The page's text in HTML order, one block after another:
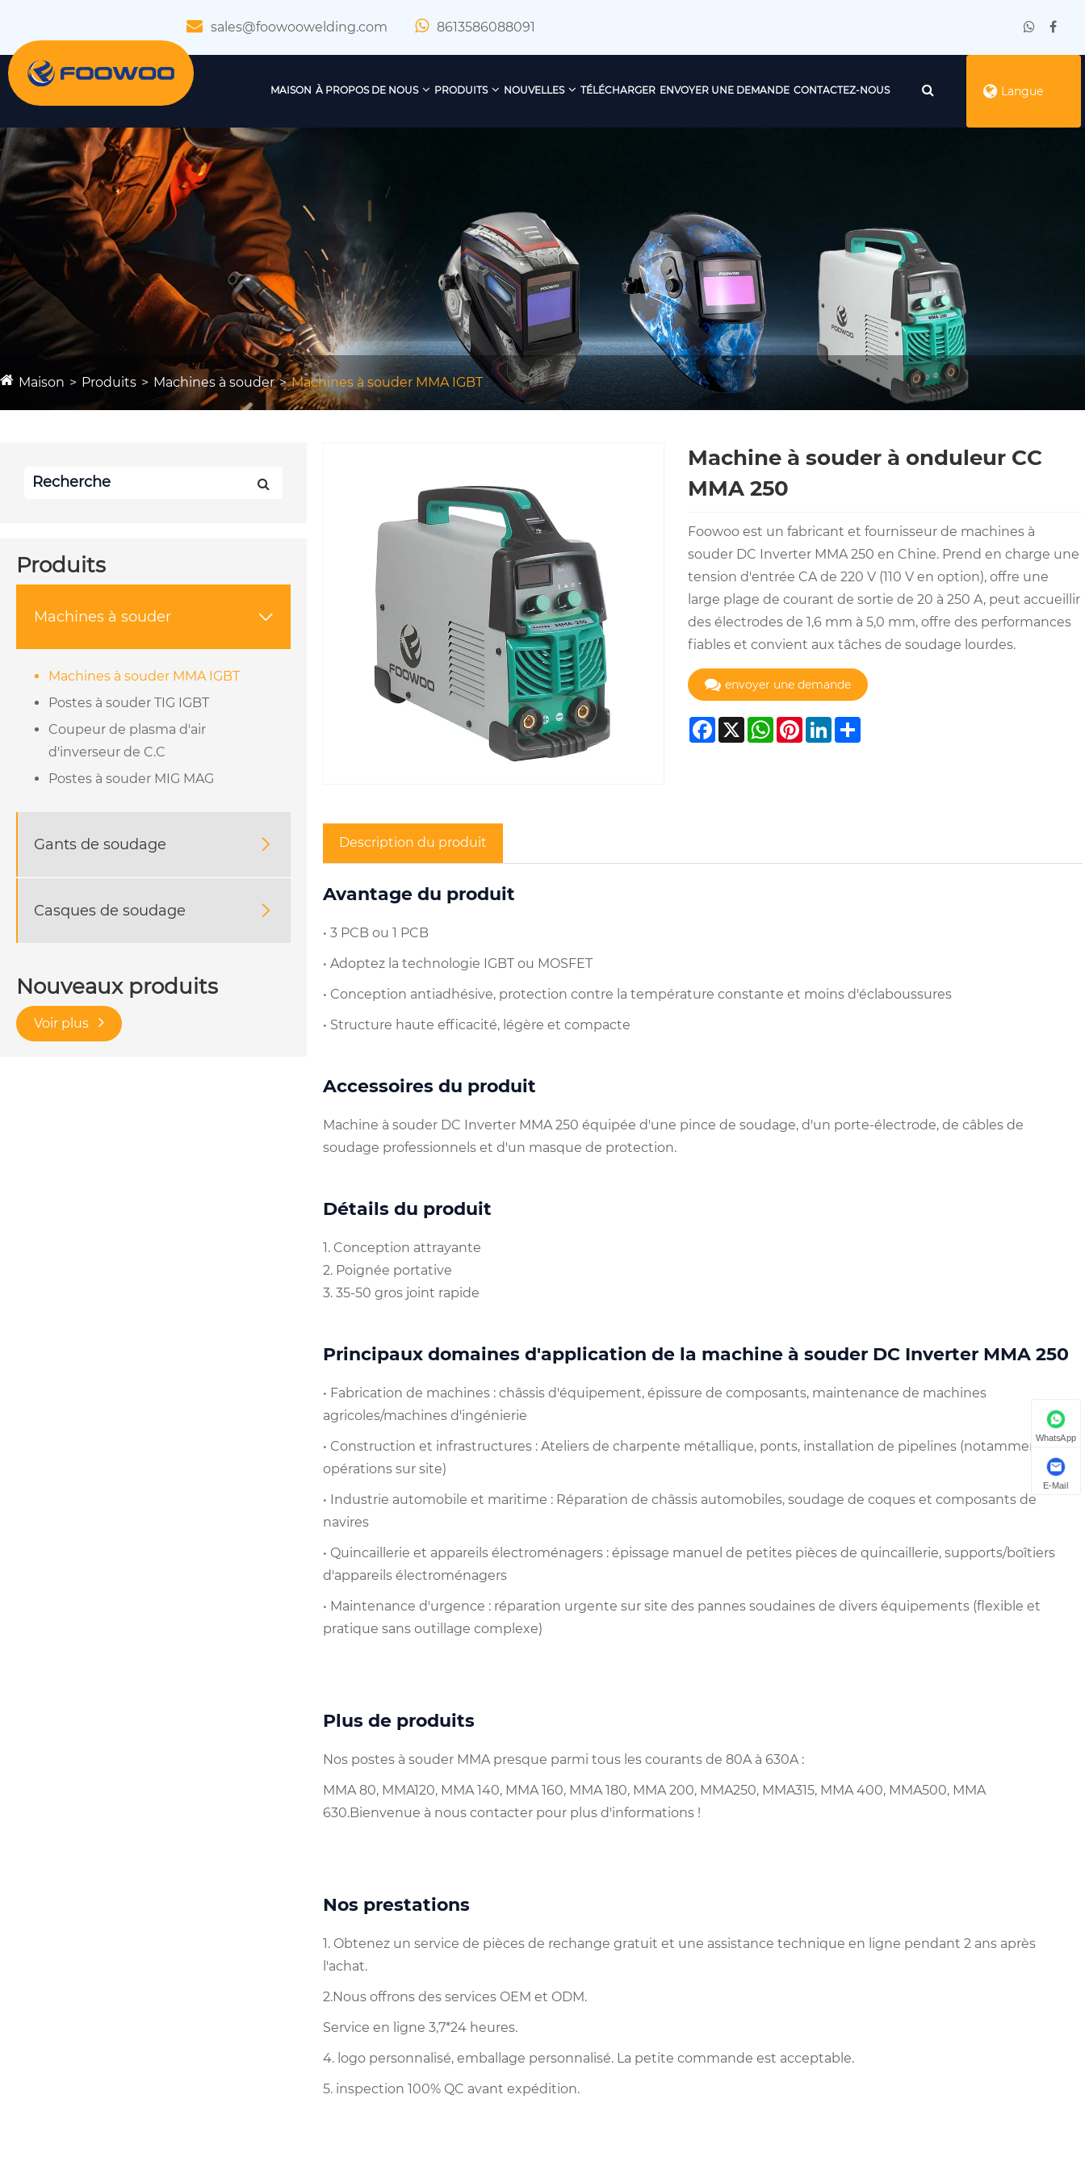
sales@foowoowelding.com 8613586088091
MAISON À PROPOS DE NOUS PRODUITS NOUVELLES TÉLÉCHARGER ENVOYER UNE DEMANDE CONTACTEZ-NOUS Langue
Maison Produits Machines à souder Machines à souder MMA IGBT
Produits
Machines à souder 
Machines à souder MMA IGBT
Postes à souder TIG IGBT
Coupeur de plasma d'air
d'inverseur de C.C
Postes à souder MIG MAG
Gants de soudage 
Casques de soudage 
Nouveaux produits
Voir plus
Machine à souder à onduleur CC
MMA 250
Foowoo est un fabricant et fournisseur de machines à
souder DC Inverter MMA 250 en Chine. Prend en charge une
tension d'entrée CA de 220 V (110 V en option), offre une
large plage de courant de sortie de 20 à 250 A, peut accueillir
des électrodes de 1,6 mm à 5,0 mm, offre des performances
fiables et convient aux tâches de soudage lourdes.
envoyer une demande
Facebook
X WhatsApp
Pinterest
LinkedIn
Share
Description du produit
Avantage du produit
• 3 PCB ou 1 PCB
• Adoptez la technologie IGBT ou MOSFET
• Conception antiadhésive, protection contre la température constante et moins d'éclaboussures
• Structure haute efficacité, légère et compacte
Accessoires du produit
Machine à souder DC Inverter MMA 250 équipée d'une pince de soudage, d'un porte-électrode, de câbles de
soudage professionnels et d'un masque de protection.
Détails du produit
1. Conception attrayante
2. Poignée portative
3. 35-50 gros joint rapide
Principaux domaines d'application de la machine à souder DC Inverter MMA 250
• Fabrication de machines : châssis d'équipement, épissure de composants, maintenance de machines
agricoles/machines d'ingénierie
• Construction et infrastructures : Ateliers de charpente métallique, ponts, installation de pipelines (notamment
opérations sur site)
• Industrie automobile et maritime : Réparation de châssis automobiles, soudage de coques et composants de
navires
• Quincaillerie et appareils électroménagers : épissage manuel de petites pièces de quincaillerie, supports/boîtiers
d'appareils électroménagers
• Maintenance d'urgence : réparation urgente sur site des pannes soudaines de divers équipements (flexible et
pratique sans outillage complexe)
Plus de produits
Nos postes à souder MMA presque parmi tous les courants de 80A à 630A :
MMA 80, MMA120, MMA 140, MMA 160, MMA 180, MMA 200, MMA250, MMA315, MMA 400, MMA500, MMA
630.Bienvenue à nous contacter pour plus d'informations !
Nos prestations
1. Obtenez un service de pièces de rechange gratuit et une assistance technique en ligne pendant 2 ans après
l'achat.
2.Nous offrons des services OEM et ODM.
Service en ligne 3,7*24 heures.
4. logo personnalisé, emballage personnalisé. La petite commande est acceptable.
5. inspection 100% QC avant expédition.
WhatsApp
E-Mail